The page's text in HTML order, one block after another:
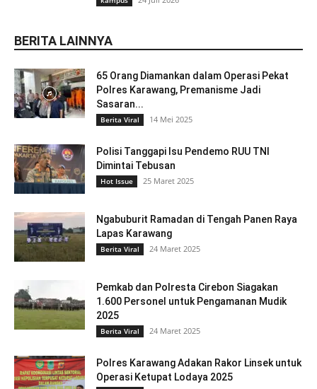
BERITA LAINNYA
65 Orang Diamankan dalam Operasi Pekat
Polres Karawang, Premanisme Jadi
Sasaran...
Berita Viral 14 Mei 2025
Polisi Tanggapi Isu Pendemo RUU TNI
Dimintai Tebusan
Hot Issue 25 Maret 2025
Ngabuburit Ramadan di Tengah Panen Raya
Lapas Karawang
Berita Viral 24 Maret 2025
Pemkab dan Polresta Cirebon Siagakan
1.600 Personel untuk Pengamanan Mudik
2025
Berita Viral 24 Maret 2025
Polres Karawang Adakan Rakor Linsek untuk
Operasi Ketupat Lodaya 2025